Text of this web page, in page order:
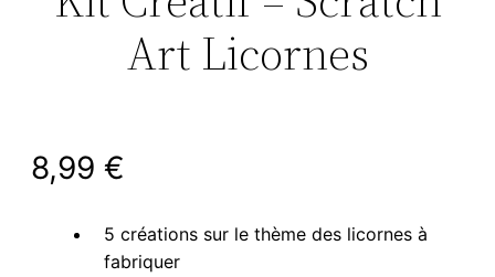
Art Licornes
8,99 €
5 créations sur le thème des licornes à
fabriquer